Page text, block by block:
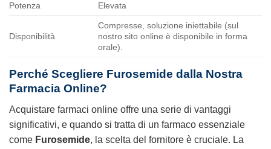
Potenza Elevata
Disponibilità
Compresse, soluzione iniettabile (sul
nostro sito online è disponibile in forma
orale).
Perché Scegliere Furosemide dalla Nostra
Farmacia Online?
Acquistare farmaci online offre una serie di vantaggi
significativi, e quando si tratta di un farmaco essenziale
come Furosemide, la scelta del fornitore è cruciale. La